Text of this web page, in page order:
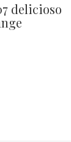
delicioso